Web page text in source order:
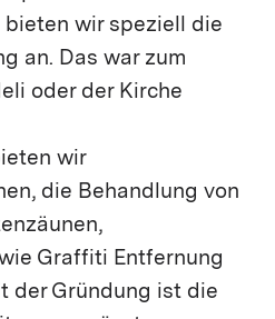
wir speziell die
an. Das war zum
oder der Kirche
wir
die Behandlung von
Graffiti Entfernung
der Gründung ist die